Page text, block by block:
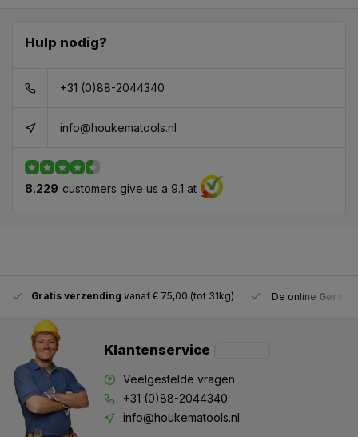
Hulp nodig?
+31 (0)88-2044340
info@houkematools.nl
8.229 customers give us a 9.1 at
Gratis verzending vanaf € 75,00 (tot 31kg) De online
Klantenservice
Veelgestelde vragen
+31 (0)88-2044340
info@houkematools.nl